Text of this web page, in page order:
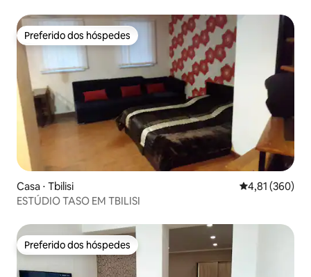
Preferido dos hóspedes
Preferido dos hóspedes
Casa ⋅ Tbilisi 4,81 de uma
4,81 (360)
ESTÚDIO TASO EM TBILISI
Preferido dos hóspedes
Preferido dos hóspedes